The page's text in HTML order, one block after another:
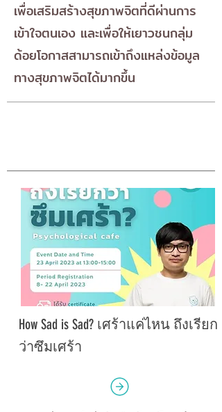
เพื่อเสริมสร้างสุขภาพจิตที่ดีผ่านการ
เข้าใจตนเอง และเพื่อให้เยาวชนกลุ่ม
ด้อยโอกาสสามารถเข้าถึงแหล่งข้อมูล
ทางสุขภาพจิตได้มากขึ้น
How Sad is Sad? เศร้าแค่ไหน ถึงเรียก
ว่าซึมเศร้า